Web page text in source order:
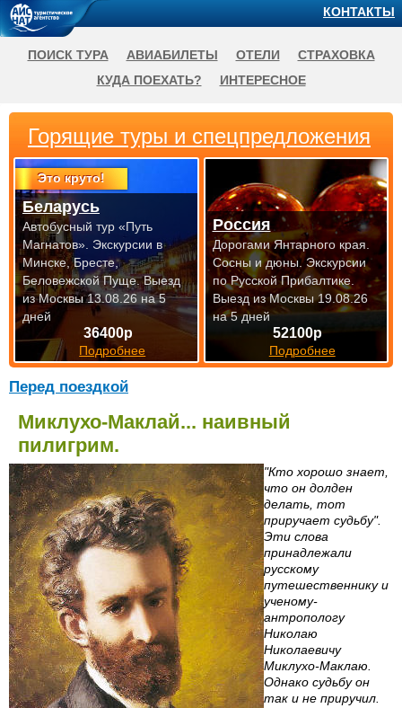
Перед поездкой
Миклухо-Маклай... наивный
пилигрим.
"Кто хорошо знает,
что он долден
делать, тот
приручает судьбу".
Эти слова
принадлежали
русскому
путешественнику и
ученому-
антропологу
Николаю
Николаевичу
Миклухо-Маклаю.
Однако судьбу он
так и не приручил.
Горящие туры и спецпредложения
Это круто!
36400р
Подробнее
Беларусь
Автобусный тур «Путь
Магнатов». Экскурсии в
Минске, Бресте,
Беловежской Пуще.Выезд
из Москвы 13.08.26 на 5
дней
52100р
Подробнее
Россия
Дорогами Янтарного края.
Сосны и дюны. Экскурсии
по Русской Прибалтике.
Выезд из Москвы 19.08.26
на 5 дней
КОНТАКТЫ
ПОИСК ТУРА АВИАБИЛЕТЫ ОТЕЛИ
СТРАХОВКА
КУДА ПОЕХАТЬ?
ИНТЕРЕСНОЕ